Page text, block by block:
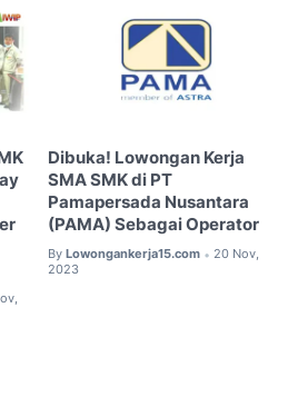
Dibuka! Lowongan Kerja
SMA SMK di PT
Pamapersada Nusantara
(PAMA) Sebagai Operator
By Lowongankerja15.com • 20 Nov,
2023